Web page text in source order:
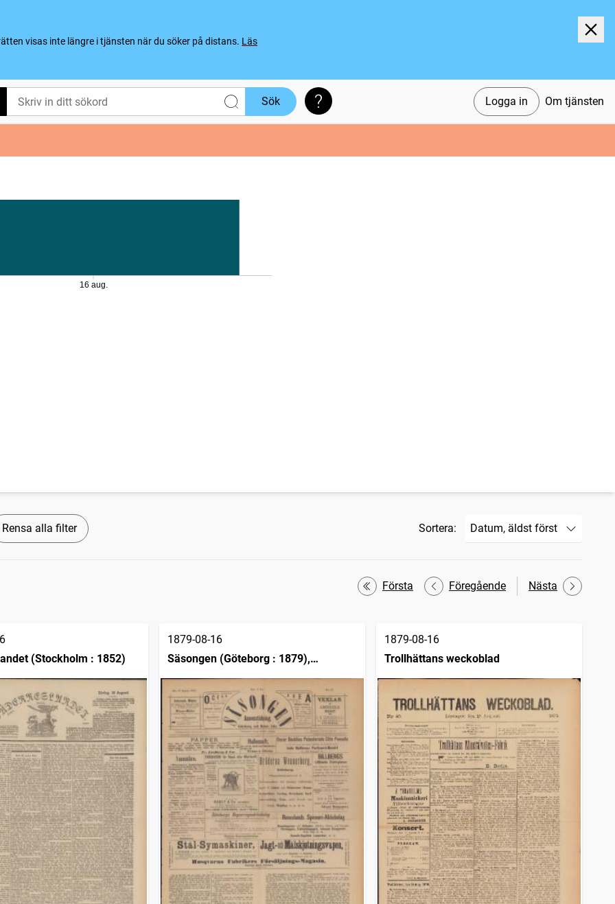
visas inte längre i tjänsten när du söker på distans. Läs
Logga in Om tjänsten
Sök Söktips
16 aug.
Rensa alla filter Sortera:
Första Föregående Nästa
(Stockholm : 1852)
1879-08-16
Säsongen (Göteborg : 1879),
Annonstidning för Göteborgs och
Bohus län
1879-08-16
Trollhättans weckoblad